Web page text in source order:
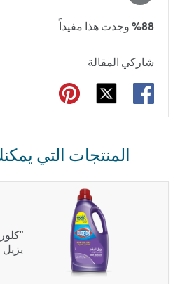
88
% وجدت هذا مفيداً
شاركي المقالة
المنتجات التي
يزيل